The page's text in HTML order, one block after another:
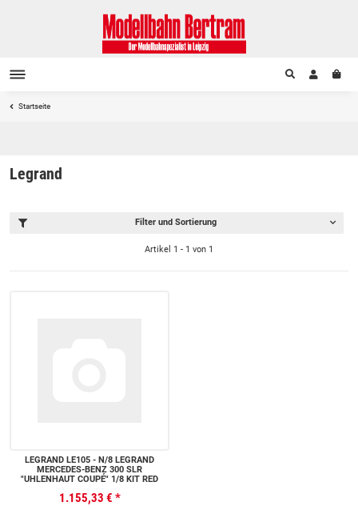
Startseite
Legrand
Filter und Sortierung
Artikel 1 - 1 von 1
LEGRAND LE105 - N/8 LEGRAND
MERCEDES-BENZ 300 SLR
"UHLENHAUT COUPÉ" 1/8 KIT RED
1.155,33 € *